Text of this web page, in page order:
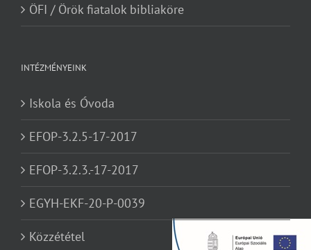
ÖFI / Örök fiatalok bibliaköre
INTÉZMÉNYEINK
Iskola és Óvoda
EFOP-3.2.5-17-2017
EFOP-3.2.3.-17-2017
EGYH-EKF-20-P-0039
Közzététel